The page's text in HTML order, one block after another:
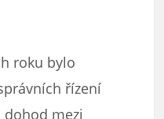
roku bylo
řízení
dohod mezi